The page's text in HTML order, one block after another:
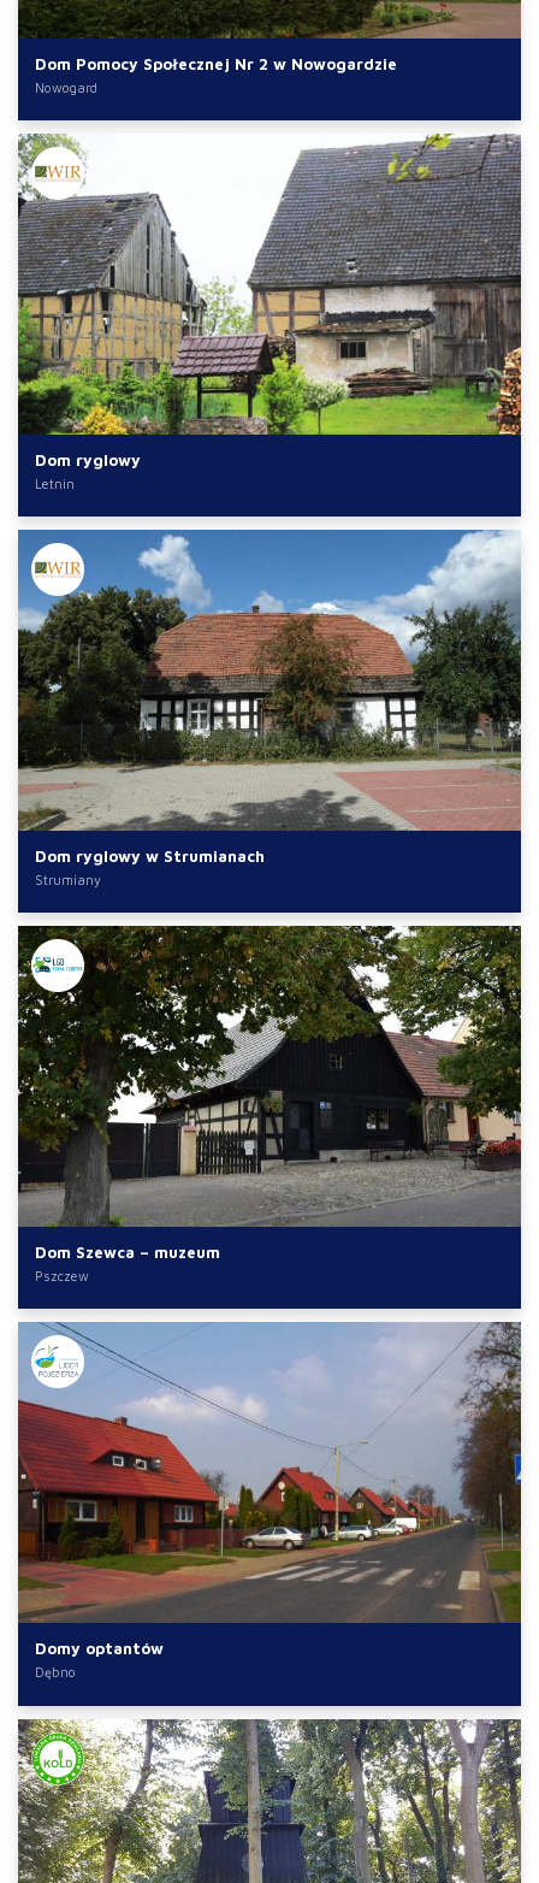
Dom Pomocy Społecznej Nr 2 w Nowogardzie
Nowogard
Dom ryglowy
Letnin
Dom ryglowy w Strumianach
Strumiany
Dom Szewca – muzeum
Pszczew
Domy optantów
Dębno